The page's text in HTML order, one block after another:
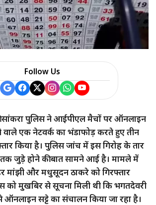
Follow Us
सांकरा पुलिस ने आईपीएल मैचों पर ऑनलाइन
वाले एक नेटवर्क का भंडाफोड़ करते हुए तीन
किया है। पुलिस जांच में इस गिरोह के तार
तक जुड़े होने की बात सामने आई है। मामले में
मांझी और मधुसूदन ठाकरे को गिरफ्तार
को मुखबिर से सूचना मिली थी कि भगतदेवरी
ऑनलाइन सट्टे का संचालन किया जा रहा है।